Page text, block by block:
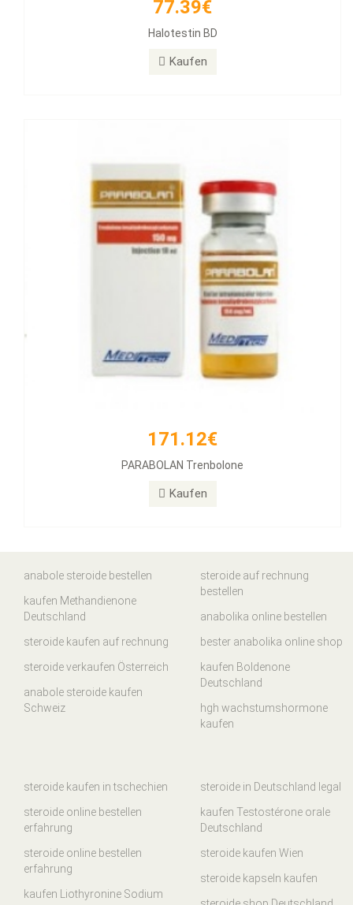
77.39€
Halotestin BD
Kaufen
171.12€
PARABOLAN Trenbolone
Kaufen
171.12€
PARABOLAN Trenbolone
anabole steroide bestellen
kaufen Methandienone
Deutschland
steroide kaufen auf rechnung
steroide verkaufen Österreich
anabole steroide kaufen
Schweiz
steroide auf rechnung
bestellen
anabolika online bestellen
bester anabolika online shop
kaufen Boldenone
Deutschland
hgh wachstumshormone
kaufen
steroide kaufen in tschechien
steroide online bestellen
erfahrung
steroide online bestellen
erfahrung
kaufen Liothyronine Sodium
steroide in Deutschland legal
kaufen Testostérone orale
Deutschland
steroide kaufen Wien
steroide kapseln kaufen